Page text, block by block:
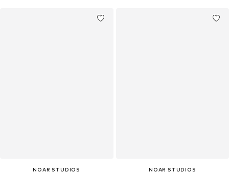
NOAR STUDIOS NOAR STUDIOS